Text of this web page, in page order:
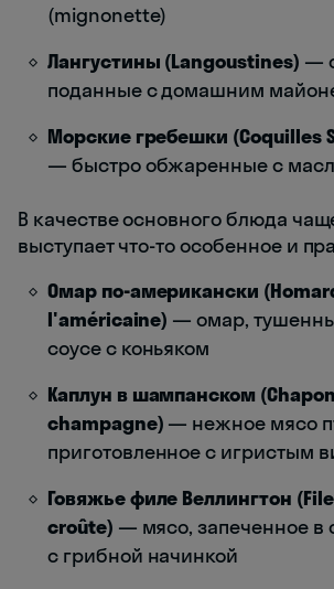
(mignonette)
Лангустины (Langoustines) —
поданные с домашним
Морские гребешки (Coquilles
— быстро обжаренные с
В качестве основного блюда
выступает что-то особенное и
Омар по-американски
l'américaine) — омар,
соусе с коньяком
Каплун в шампанском
champagne) — нежное мясо
приготовленное с игристым
Говяжье филе Веллингтон
croûte) — мясо, запеченное в
с грибной начинкой